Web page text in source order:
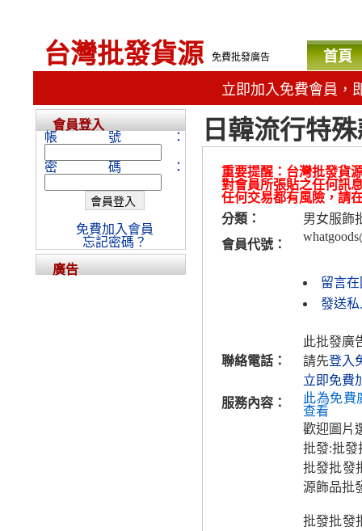
台灣批發貨源 免費批發廣告 首頁
立即加入免費會員，
日韓流行特
重要提醒：台灣批發貨
對會員所張貼之任何訊
任何交易都有風險，請
分類：
男女服飾
會員代號：
留言
發送
聯絡電話：
此批發廣
請先登入
立即免費
服務內容：
此為免費
查看
歡迎圖片
批發:批發
批發批發
源飾品批
批發批發
會員登入
帳號：
密碼：
免費加入會員
忘記密碼？
廣告